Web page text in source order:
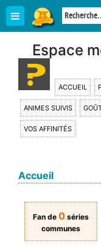
Espace
ACCUEIL
ANIMES SUIVIS
VOS AFFINITÉS
Accueil
Fan de 0 séries
communes